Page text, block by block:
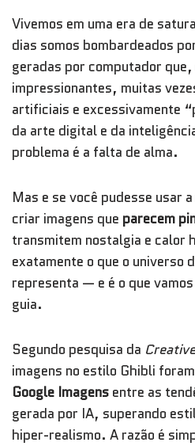
Vivemos em uma era de
dias somos bombardeados
geradas por computador
impressionantes, muitas
artificiais e excessivamente
da arte digital e da
problema é a falta de alma.
Mas e se você pudesse usar
criar imagens que parecem
transmitem nostalgia e calor
exatamente o que o universo
representa — e é o que
guia.
Segundo pesquisa da
imagens no estilo Ghibli
Google Imagens entre as
gerada por IA, superando
hiper-realismo. A razão é